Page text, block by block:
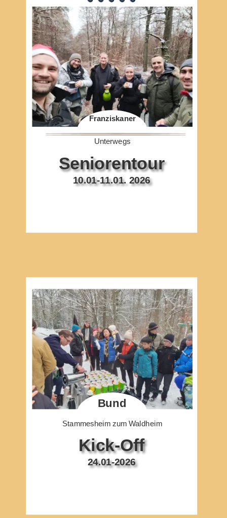
Franziskaner
Unterwegs
Seniorentour
10.01-11.01. 2026
Bund
Stammesheim zum Waldheim
Kick-Off
24.01-2026